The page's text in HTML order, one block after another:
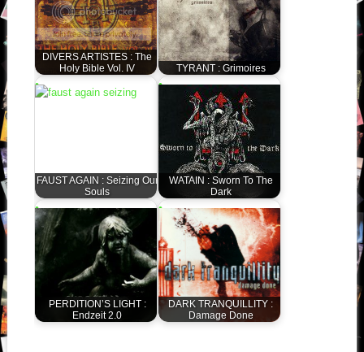
DIVERS ARTISTES : The
Holy Bible Vol. IV
TYRANT : Grimoires
FAUST AGAIN : Seizing Our
Souls
WATAIN : Sworn To The
Dark
PERDITION’S LIGHT :
Endzeit 2.0
DARK TRANQUILLITY :
Damage Done